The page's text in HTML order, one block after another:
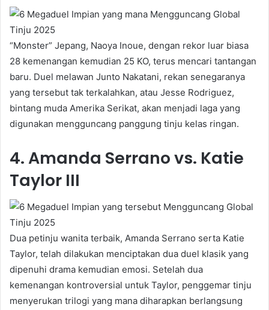
“Monster” Jepang, Naoya Inoue, dengan rekor luar biasa
28 kemenangan kemudian 25 KO, terus mencari tantangan
baru. Duel melawan Junto Nakatani, rekan senegaranya
yang tersebut tak terkalahkan, atau Jesse Rodriguez,
bintang muda Amerika Serikat, akan menjadi laga yang
digunakan mengguncang panggung tinju kelas ringan.
4. Amanda Serrano vs. Katie
Taylor III
Dua petinju wanita terbaik, Amanda Serrano serta Katie
Taylor, telah dilakukan menciptakan dua duel klasik yang
dipenuhi drama kemudian emosi. Setelah dua
kemenangan kontroversial untuk Taylor, penggemar tinju
menyerukan trilogi yang mana diharapkan berlangsung